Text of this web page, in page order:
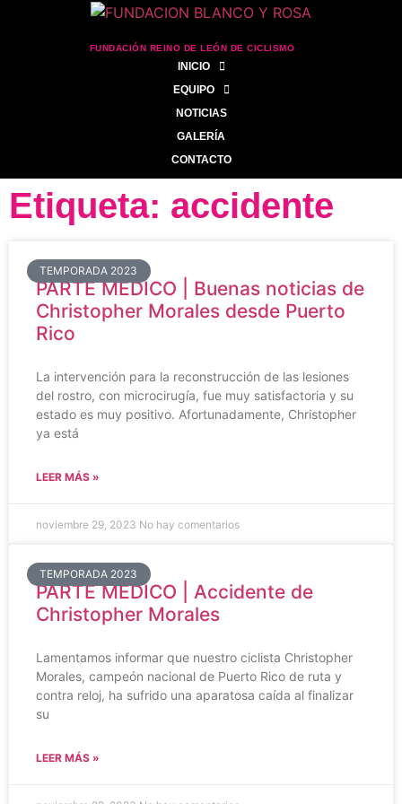
FUNDACIÓN REINO DE LEÓN DE CICLISMO
INICIO
EQUIPO
NOTICIAS
GALERÍA
CONTACTO
Etiqueta: accidente
TEMPORADA 2023
PARTE MÉDICO | Buenas noticias de
Christopher Morales desde Puerto
Rico
La intervención para la reconstrucción de las lesiones
del rostro, con microcirugía, fue muy satisfactoria y su
estado es muy positivo. Afortunadamente, Christopher
ya está
LEER MÁS »
noviembre 29, 2023 No hay comentarios
TEMPORADA 2023
PARTE MÉDICO | Accidente de
Christopher Morales
Lamentamos informar que nuestro ciclista Christopher
Morales, campeón nacional de Puerto Rico de ruta y
contra reloj, ha sufrido una aparatosa caída al finalizar
su
LEER MÁS »